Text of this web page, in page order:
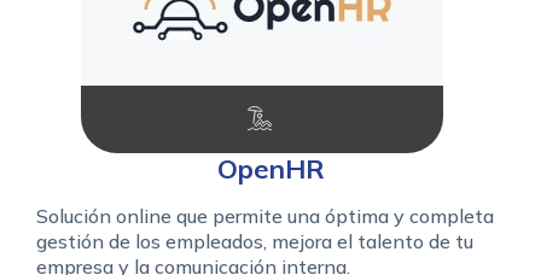
OpenHR
Solución online que permite una óptima y completa
gestión de los empleados, mejora el talento de tu
empresa y la comunicación interna.